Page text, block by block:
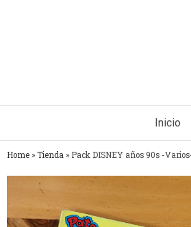
Inicio
Home » Tienda » Pack DISNEY años 90s -